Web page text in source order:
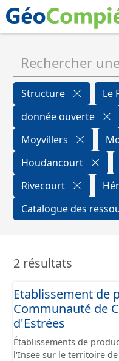
Structure
Le
donnée ouverte
Moyvillers
Houdancourt
Rivecourt
Catalogue des
2 résultats
Etablissement de
Communauté de
d'Estrées
Établissements de
l'Insee sur le territoire